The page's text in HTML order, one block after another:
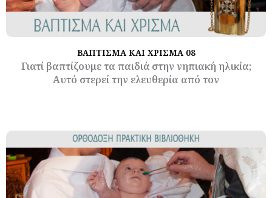
ΒΑΠΤΙΣΜΑ ΚΑΙ ΧΡΙΣΜΑ 08
Γιατί βαπτίζουμε τα παιδιά στην νηπιακή ηλικία;
Αυτό στερεί την ελευθερία από τον